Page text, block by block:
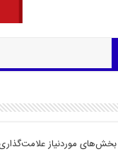
بخش‌های موردنیاز